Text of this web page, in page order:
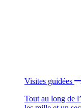
Visites guidées
Tout au long de